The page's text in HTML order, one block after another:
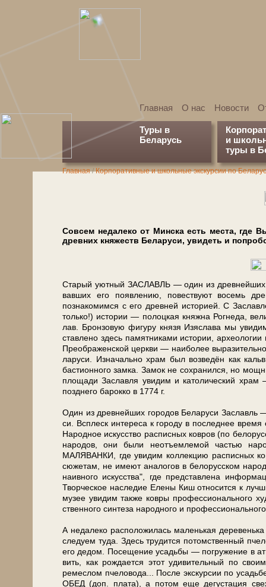
Главная О нас Новости
Туры в
Беларусь
и
туры в
Главная/Корпоративные и школьные экскурсии по
Совсем не­да­ле­ко от Мин­ска есть ме­ста, где
древ­них княжеств Бе­ла­ру­си, уви­деть и
Старый уют­ный ЗАСЛАВЛЬ — один из древ­ней­ших
вав­ших его по­яв­ле­нию, по­вест­ву­ют во­семь
познакомимся с его древней ис­то­ри­ей. С
толь­ко!) ис­то­рии — полоцкая княж­на Ро­г­не­да,
лав. Бронзовую фигуру кня­зя Изяслава мы
став­ле­но здесь па­мят­ни­ка­ми ис­то­рии,
Преображенской церк­ви — наи­бо­лее
ла­ру­си. Изначально храм был возведён как
бастионного зам­ка. Замок не со­хра­нил­ся, но
пло­ща­ди Заславля увидим и ка­то­ли­че­ский
позд­не­го ба­рок­ко в 1774 г.
Один из древ­ней­ших го­ро­дов Бе­ла­ру­си
си. Всплеск интереса к го­ро­ду в последнее
Народное ис­кус­ство расписных ковров (по
на­ро­дов, они бы­ли неотъемлемой ча­стью
МАЛЯВАНКИ, где увидим кол­лек­цию расписных
сюжетам, не име­ют аналогов в бе­ло­рус­ском
наивного ис­кус­ства", где пред­став­ле­на
Творческое на­сле­дие Елены Киш от­но­сит­ся к
музее увидим так­же ковры профессионального
ствен­но­го син­те­за на­род­но­го и профессионального
А не­да­ле­ко расположилась ма­лень­кая
сле­ду­ем туда. Здесь трудится потомственный
его де­дом. По­се­ще­ние усадь­бы — погружение в
вить, как рождается этот удивительный по
ремеслом пче­ло­во­да... После экс­кур­сии по
ОБЕД (доп. пла­та), а потом еще дегустация